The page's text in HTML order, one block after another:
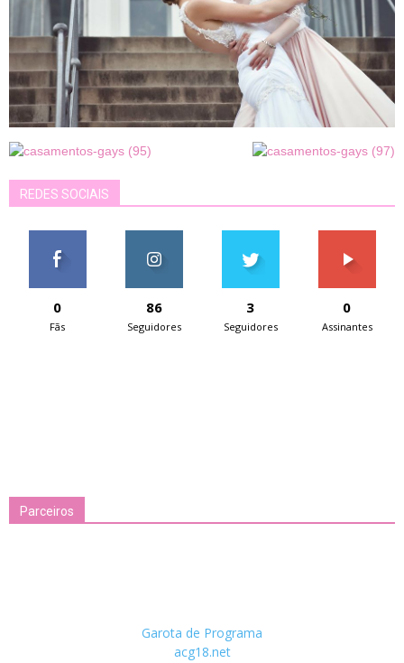
REDES SOCIAIS
0
Fãs
86
Seguidores
3
Seguidores
0
Assinantes
Parceiros
Garota de Programa
acg18.net